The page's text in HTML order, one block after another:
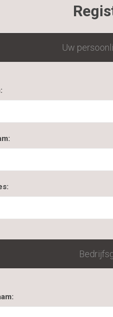
Uw